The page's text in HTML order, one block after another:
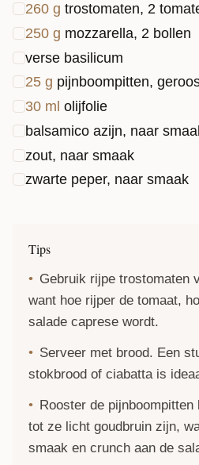
260 g trostomaten, 2
250 g mozzarella, 2 bollen
verse basilicum
25 g pijnboompitten,
30 ml olijfolie
balsamico azijn, naar
zout, naar smaak
zwarte peper, naar smaak
Tips
Gebruik rijpe trostomaten
want hoe rijper de tomaat,
salade caprese wordt.
Serveer met brood. Een
stokbrood of ciabatta is
Rooster de
tot ze licht goudbruin zijn,
smaak en crunch aan de